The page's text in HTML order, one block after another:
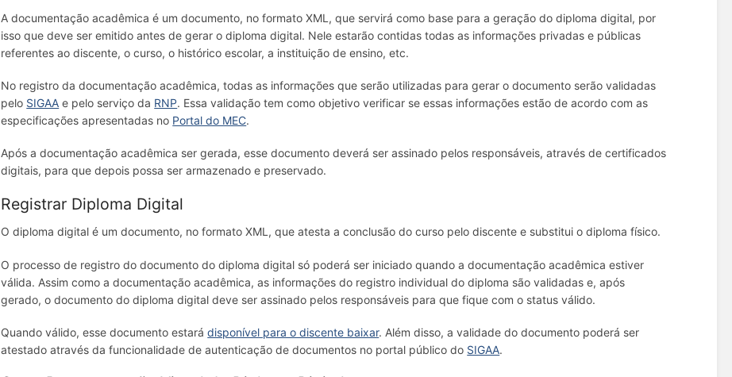
A documentação acadêmica é um documento, no formato XML, que servirá como base para a geração do diploma digital, por
isso que deve ser emitido antes de gerar o diploma digital. Nele estarão contidas todas as informações privadas e públicas
referentes ao discente, o curso, o histórico escolar, a instituição de ensino, etc.
No registro da documentação acadêmica, todas as informações que serão utilizadas para gerar o documento serão validadas
pelo SIGAA e pelo serviço da RNP. Essa validação tem como objetivo verificar se essas informações estão de acordo com as
especificações apresentadas no Portal do MEC.
Após a documentação acadêmica ser gerada, esse documento deverá ser assinado pelos responsáveis, através de certificados
digitais, para que depois possa ser armazenado e preservado.
Registrar Diploma Digital
O diploma digital é um documento, no formato XML, que atesta a conclusão do curso pelo discente e substitui o diploma físico.
O processo de registro do documento do diploma digital só poderá ser iniciado quando a documentação acadêmica estiver
válida. Assim como a documentação acadêmica, as informações do registro individual do diploma são validadas e, após
gerado, o documento do diploma digital deve ser assinado pelos responsáveis para que fique com o status válido.
Quando válido, esse documento estarádisponível para o discente baixar. Além disso, a validade do documento poderá ser
atestado através da funcionalidade de autenticação de documentos no portal público do SIGAA.